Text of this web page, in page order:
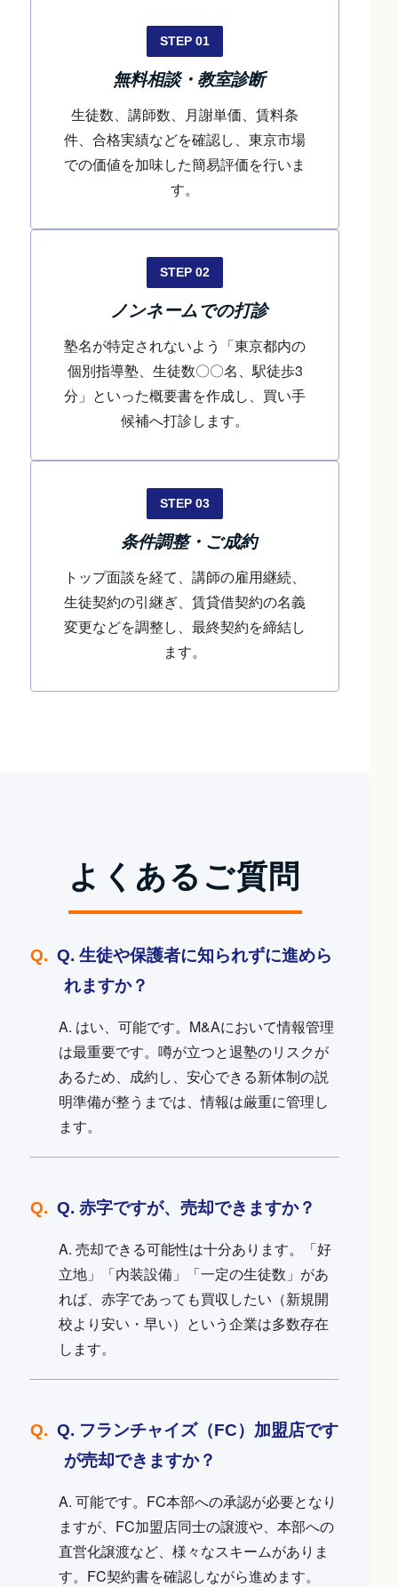
STEP 01
無料相談・教室診断
生徒数、講師数、月謝単価、賃料条
件、合格実績などを確認し、東京市場
での価値を加味した簡易評価を行いま
す。
STEP 02
ノンネームでの打診
塾名が特定されないよう「東京都内の
個別指導塾、生徒数〇〇名、駅徒歩3
分」といった概要書を作成し、買い手
候補へ打診します。
STEP 03
条件調整・ご成約
トップ面談を経て、講師の雇用継続、
生徒契約の引継ぎ、賃貸借契約の名義
変更などを調整し、最終契約を締結し
ます。
よくあるご質問
Q. 生徒や保護者に知られずに進めら
れますか？
A. はい、可能です。M&Aにおいて情報管理
は最重要です。噂が立つと退塾のリスクが
あるため、成約し、安心できる新体制の説
明準備が整うまでは、情報は厳重に管理し
ます。
Q. 赤字ですが、売却できますか？
A. 売却できる可能性は十分あります。「好
立地」「内装設備」「一定の生徒数」があ
れば、赤字であっても買収したい（新規開
校より安い・早い）という企業は多数存在
します。
Q. フランチャイズ（FC）加盟店です
が売却できますか？
A. 可能です。FC本部への承認が必要となり
ますが、FC加盟店同士の譲渡や、本部への
直営化譲渡など、様々なスキームがありま
す。FC契約書を確認しながら進めます。